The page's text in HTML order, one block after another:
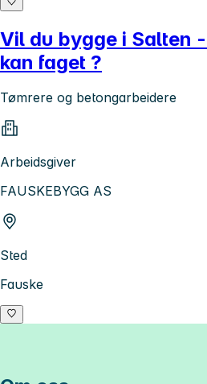
Vil du bygge i Salten
kan faget ?
Tømrere og betongarbeidere
Arbeidsgiver
FAUSKEBYGG AS
Sted
Fauske